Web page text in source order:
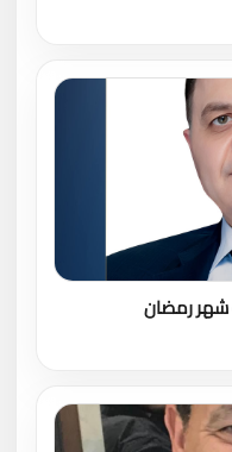
شهر رمضان